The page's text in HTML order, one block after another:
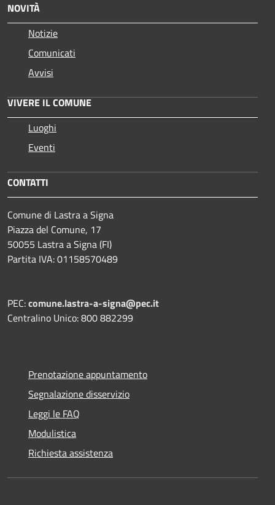
NOVITÀ
Notizie
Comunicati
Avvisi
VIVERE IL COMUNE
Luoghi
Eventi
CONTATTI
Comune di Lastra a Signa
Piazza del Comune, 17
50055 Lastra a Signa (FI)
Partita IVA: 01158570489
PEC:comune.lastra-a-signa@pec.it
Centralino Unico: 800 882299
Prenotazione appuntamento
Segnalazione disservizio
Leggi le FAQ
Modulistica
Richiesta assistenza